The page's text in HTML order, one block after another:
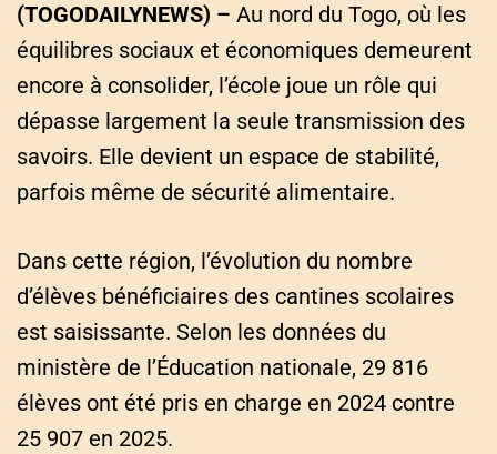
(TOGODAILYNEWS) – Au nord du Togo, où les
équilibres sociaux et économiques demeurent
encore à consolider, l’école joue un rôle qui
dépasse largement la seule transmission des
savoirs. Elle devient un espace de stabilité,
parfois même de sécurité alimentaire.
Dans cette région, l’évolution du nombre
d’élèves bénéficiaires des cantines scolaires
est saisissante. Selon les données du
ministère de l’Éducation nationale, 29 816
élèves ont été pris en charge en 2024 contre
25 907 en 2025.